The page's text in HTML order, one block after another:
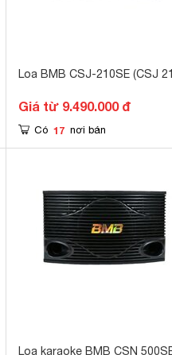
Loa BMB CSJ-210SE (CSJ
Giá từ 9.490.000 đ
Có 17 nơi bán
Loa karaoke BMB CSN